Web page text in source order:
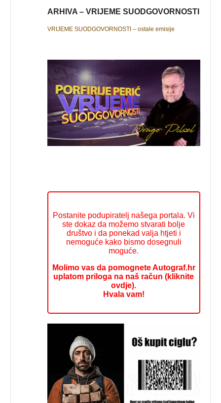
ARHIVA – VRIJEME SUODGOVORNOSTI
VRIJEME SUODGOVORNOSTI – ostale emisije
Postanite podupiratelj našega portala. Vi
ste dokaz da možemo stvarati bolje
društvo i da ponekad valja htjeti i
nemoguće kako bismo dosegnuli
moguće.
Molimo vas da pomognete Autograf.hr
uplatom priloga na naš račun (kliknite
ovdje).
Hvala vam!